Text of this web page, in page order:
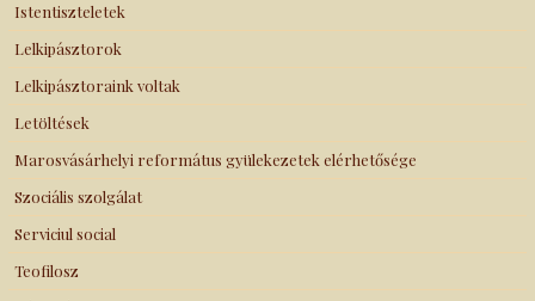
Istentiszteletek
Lelkipásztorok
Lelkipásztoraink voltak
Letöltések
Marosvásárhelyi református gyülekezetek elérhetősége
Szociális szolgálat
Serviciul social
Teofilosz